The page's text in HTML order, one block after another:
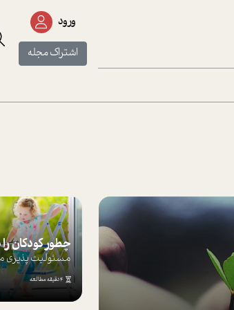
ورود
اشتراک مجله
4 دقیقه مطالعه